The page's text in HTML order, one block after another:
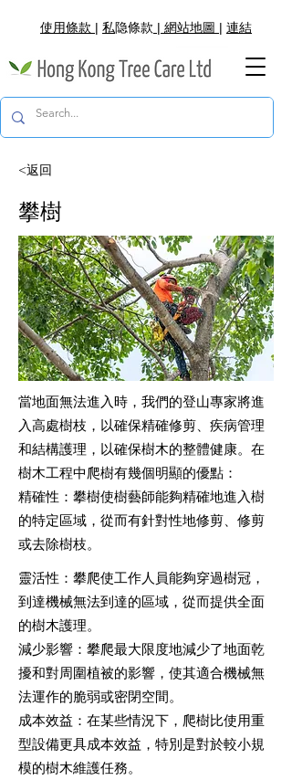
使用條款 | 私隐條款 | 網站地圖 | 連結
<返回
攀樹
當地面無法進入時，我們的登山專家將進
入高處樹枝，以確保精確修剪、疾病管理
和結構護理，以確保樹木的整體健康。在
樹木工程中爬樹有幾個明顯的優點：
精確性：攀樹使樹藝師能夠精確地進入樹
的特定區域，從而有針對性地修剪、修剪
或去除樹枝。
靈活性：攀爬使工作人員能夠穿過樹冠，
到達機械無法到達的區域，從而提供全面
的樹木護理。
減少影響：攀爬最大限度地減少了地面乾
擾和對周圍植被的影響，使其適合機械無
法運作的脆弱或密閉空間。
成本效益：在某些情況下，爬樹比使用重
型設備更具成本效益，特別是對於較小規
模的樹木維護任務。